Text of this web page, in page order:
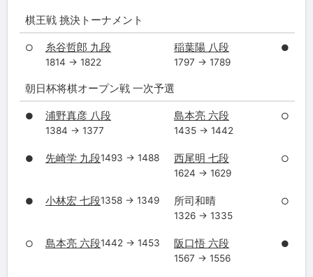
棋王戦 挑決トーナメント
○ 糸谷哲郎 九段
1814 → 1822
稲葉陽 八段
1797 → 1789
●
朝日杯将棋オープン戦 一次予選
● 浦野真彦 八段
1384 → 1377
島本亮 六段
1435 → 1442
○
● 先崎学 九段1493 → 1488 西尾明 七段
1624 → 1629
○
● 小林宏 七段1358 → 1349 所司和晴
1326 → 1335
○
○ 島本亮 六段1442 → 1453 阪口悟 六段
1567 → 1556
●